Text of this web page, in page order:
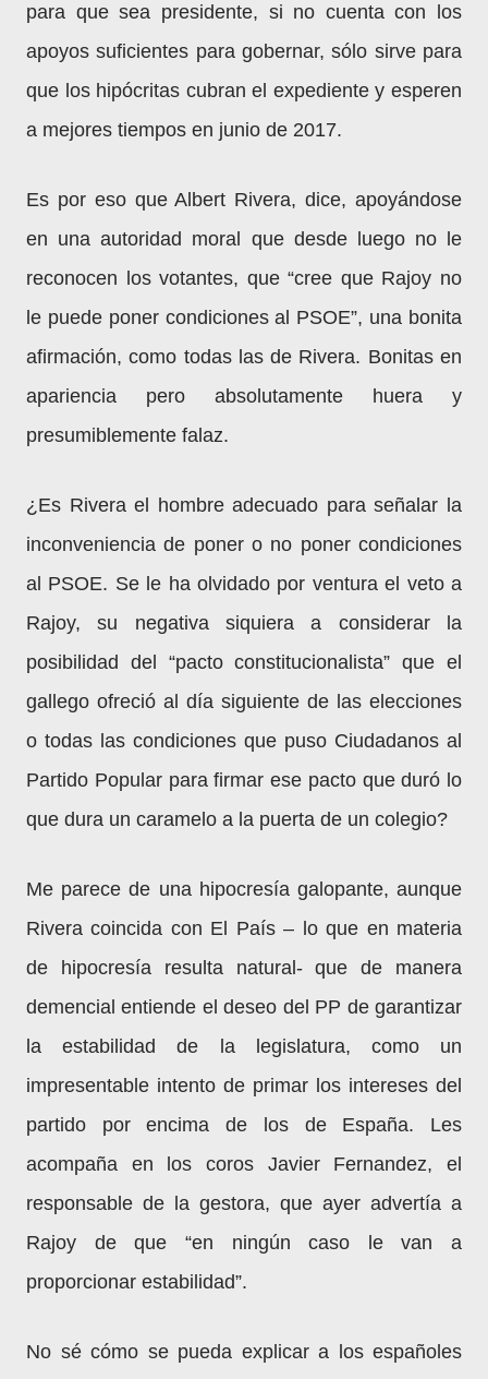
para que sea presidente, si no cuenta con los
apoyos suficientes para gobernar, sólo sirve para
que los hipócritas cubran el expediente y esperen
a mejores tiempos en junio de 2017.
Es por eso que Albert Rivera, dice, apoyándose
en una autoridad moral que desde luego no le
reconocen los votantes, que “cree que Rajoy no
le puede poner condiciones al PSOE”, una bonita
afirmación, como todas las de Rivera. Bonitas en
apariencia pero absolutamente huera y
presumiblemente falaz.
¿Es Rivera el hombre adecuado para señalar la
inconveniencia de poner o no poner condiciones
al PSOE. Se le ha olvidado por ventura el veto a
Rajoy, su negativa siquiera a considerar la
posibilidad del “pacto constitucionalista” que el
gallego ofreció al día siguiente de las elecciones
o todas las condiciones que puso Ciudadanos al
Partido Popular para firmar ese pacto que duró lo
que dura un caramelo a la puerta de un colegio?
Me parece de una hipocresía galopante, aunque
Rivera coincida con El País – lo que en materia
de hipocresía resulta natural- que de manera
demencial entiende el deseo del PP de garantizar
la estabilidad de la legislatura, como un
impresentable intento de primar los intereses del
partido por encima de los de España. Les
acompaña en los coros Javier Fernandez, el
responsable de la gestora, que ayer advertía a
Rajoy de que “en ningún caso le van a
proporcionar estabilidad”.
No sé cómo se pueda explicar a los españoles